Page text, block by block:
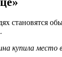
становятся
место в